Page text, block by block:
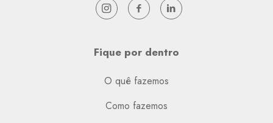
Fique por dentro
O quê fazemos
Como fazemos